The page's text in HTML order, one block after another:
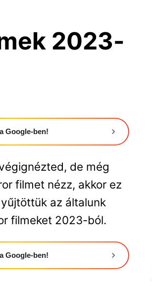
2023-
Google-ben!
de még
filmet nézz, akkor ez
az általunk
filmeket 2023-ból.
Google-ben!